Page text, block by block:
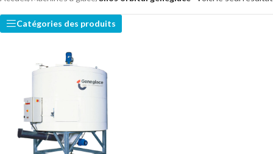
Catégories des produits